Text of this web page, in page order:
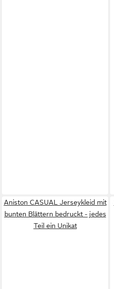
Aniston CASUAL Jerseykleid mit
bunten Blättern bedruckt - jedes
Teil ein Unikat